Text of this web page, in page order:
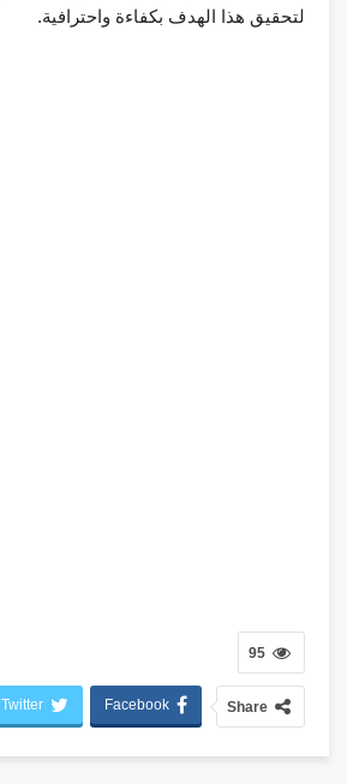
لتحقيق هذا الهدف بكفاءة واحترافية.
95
Share
Facebook
Twitter